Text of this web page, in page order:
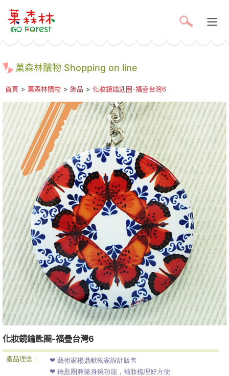
菓森林購物 Shopping on line
首頁 > 菓森林購物 > 飾品 > 化妝鏡鑰匙圈-福疊台灣6
化妝鏡鑰匙圈-福疊台灣6
產品理念：
❤ 藝術家楊鼎献獨家設計販售
❤ 鑰匙圈兼隨身鏡功能，補妝梳理好方便